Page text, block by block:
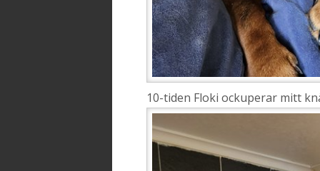
10-tiden Floki ockuperar mitt